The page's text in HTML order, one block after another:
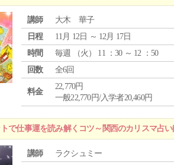
講師
大木 華子
日程
11月 12日 ～ 12月 17日
時間
毎週 （火 ） 11 ：30 ～ 12 ：50
回数
全6回
料金
22,770円
一般22,770円/入学者20,460円
で仕事運を読み解くコツ～関西のカリスマ占
講師
ラクシュミー